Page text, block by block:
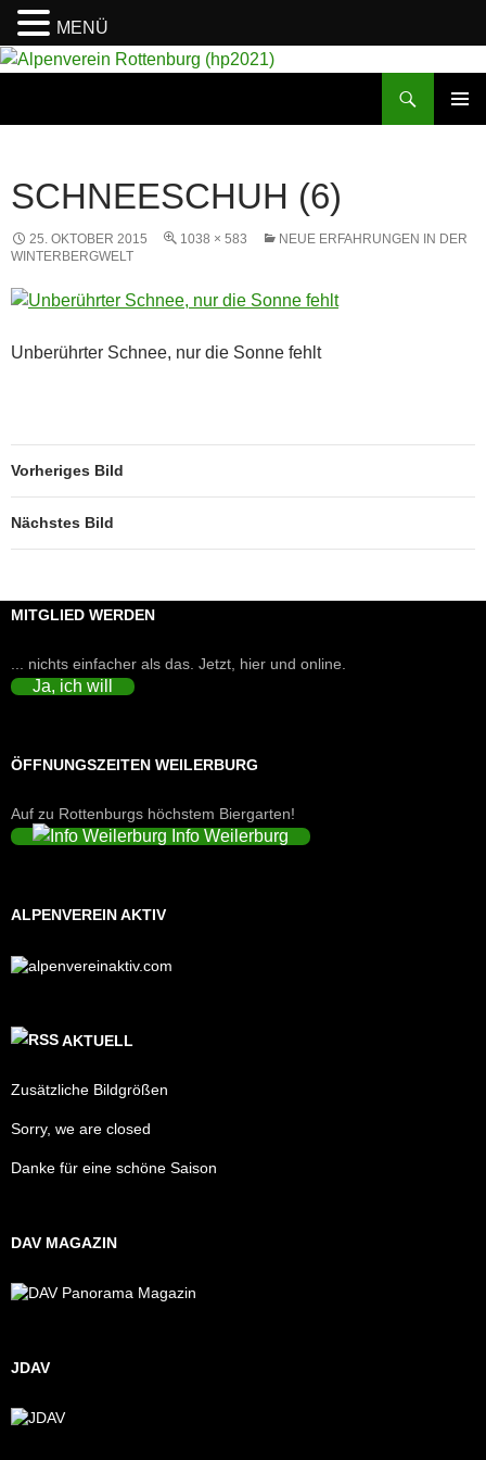
SCHNEESCHUH (6)
25. OKTOBER 2015 1038 × 583
NEUE ERFAHRUNGEN IN DER
WINTERBERGWELT
Unberührter Schnee, nur die Sonne fehlt
Vorheriges Bild
Nächstes Bild
MITGLIED WERDEN
... nichts einfacher als das. Jetzt, hier und online.
Ja, ich will
ÖFFNUNGSZEITEN WEILERBURG
Auf zu Rottenburgs höchstem Biergarten!
Info Weilerburg
ALPENVEREIN AKTIV
AKTUELL
Zusätzliche Bildgrößen
Sorry, we are closed
Danke für eine schöne Saison
DAV MAGAZIN
JDAV
MENÜ